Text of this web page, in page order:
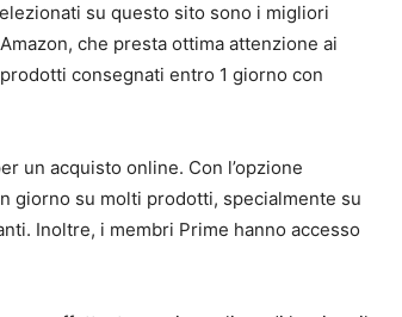
su questo sito sono i migliori
che presta ottima attenzione ai
consegnati entro 1 giorno con
un acquisto online. Con l’opzione
giorno su molti prodotti, specialmente su
Inoltre, i membri Prime hanno accesso